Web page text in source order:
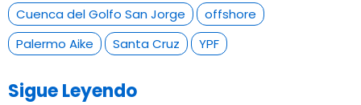
Cuenca del Golfo San Jorge
offshore
Palermo Aike
Santa Cruz YPF
Sigue Leyendo